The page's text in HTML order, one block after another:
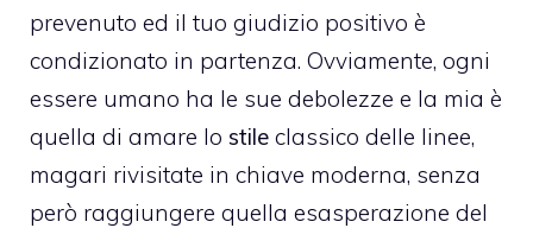
prevenuto ed il tuo giudizio positivo è
condizionato in partenza. Ovviamente, ogni
essere umano ha le sue debolezze e la mia è
quella di amare lo stile classico delle linee,
magari rivisitate in chiave moderna, senza
però raggiungere quella esasperazione del